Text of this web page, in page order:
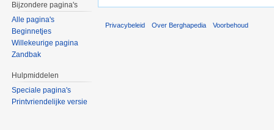
Bijzondere pagina's
Alle pagina's
Beginnetjes
Willekeurige pagina
Zandbak
Hulpmiddelen
Speciale pagina's
Printvriendelijke versie
Privacybeleid Over Berghapedia Voorbehoud